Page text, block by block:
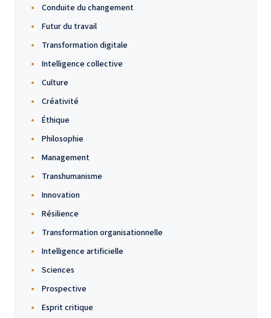
Conduite du changement
Futur du travail
Transformation digitale
Intelligence collective
Culture
Créativité
Éthique
Philosophie
Management
Transhumanisme
Innovation
Résilience
Transformation organisationnelle
Intelligence artificielle
Sciences
Prospective
Esprit critique